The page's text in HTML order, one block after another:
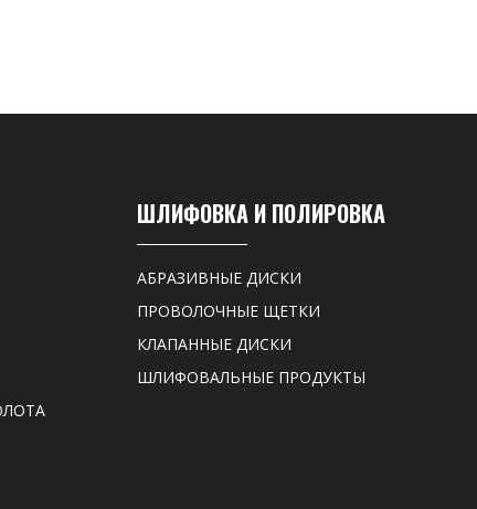
ШЛИФОВКА И ПОЛИРОВКА
АБРАЗИВНЫЕ ДИСКИ
ПРОВОЛОЧНЫЕ ЩЕТКИ
КЛАПАННЫЕ ДИСКИ
ШЛИФОВАЛЬНЫЕ ПРОДУКТЫ